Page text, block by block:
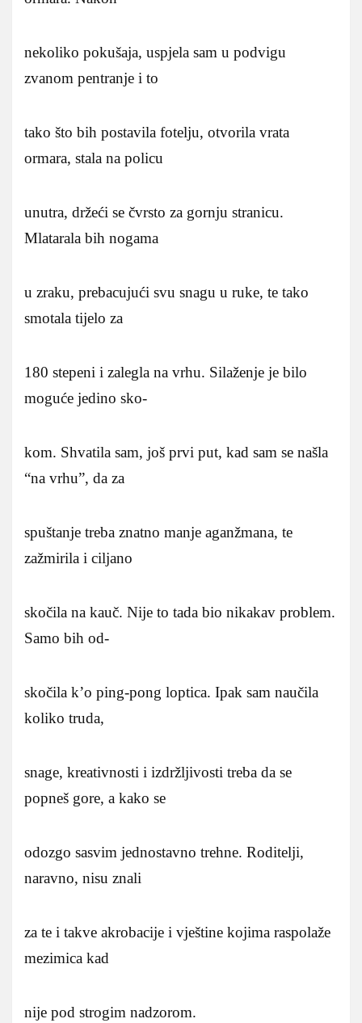
nekoliko pokušaja, uspjela sam u podvigu
zvanom pentranje i to
tako što bih postavila fotelju, otvorila vrata
ormara, stala na policu
unutra, držeći se čvrsto za gornju stranicu.
Mlatarala bih nogama
u zraku, prebacujući svu snagu u ruke, te tako
smotala tijelo za
180 stepeni i zalegla na vrhu. Silaženje je bilo
moguće jedino sko-
kom. Shvatila sam, još prvi put, kad sam se našla
“na vrhu”, da za
spuštanje treba znatno manje aganžmana, te
zažmirila i ciljano
skočila na kauč. Nije to tada bio nikakav problem.
Samo bih od-
skočila k’o ping-pong loptica. Ipak sam naučila
koliko truda,
snage, kreativnosti i izdržljivosti treba da se
popneš gore, a kako se
odozgo sasvim jednostavno trehne. Roditelji,
naravno, nisu znali
za te i takve akrobacije i vještine kojima raspolaže
mezimica kad
nije pod strogim nadzorom.